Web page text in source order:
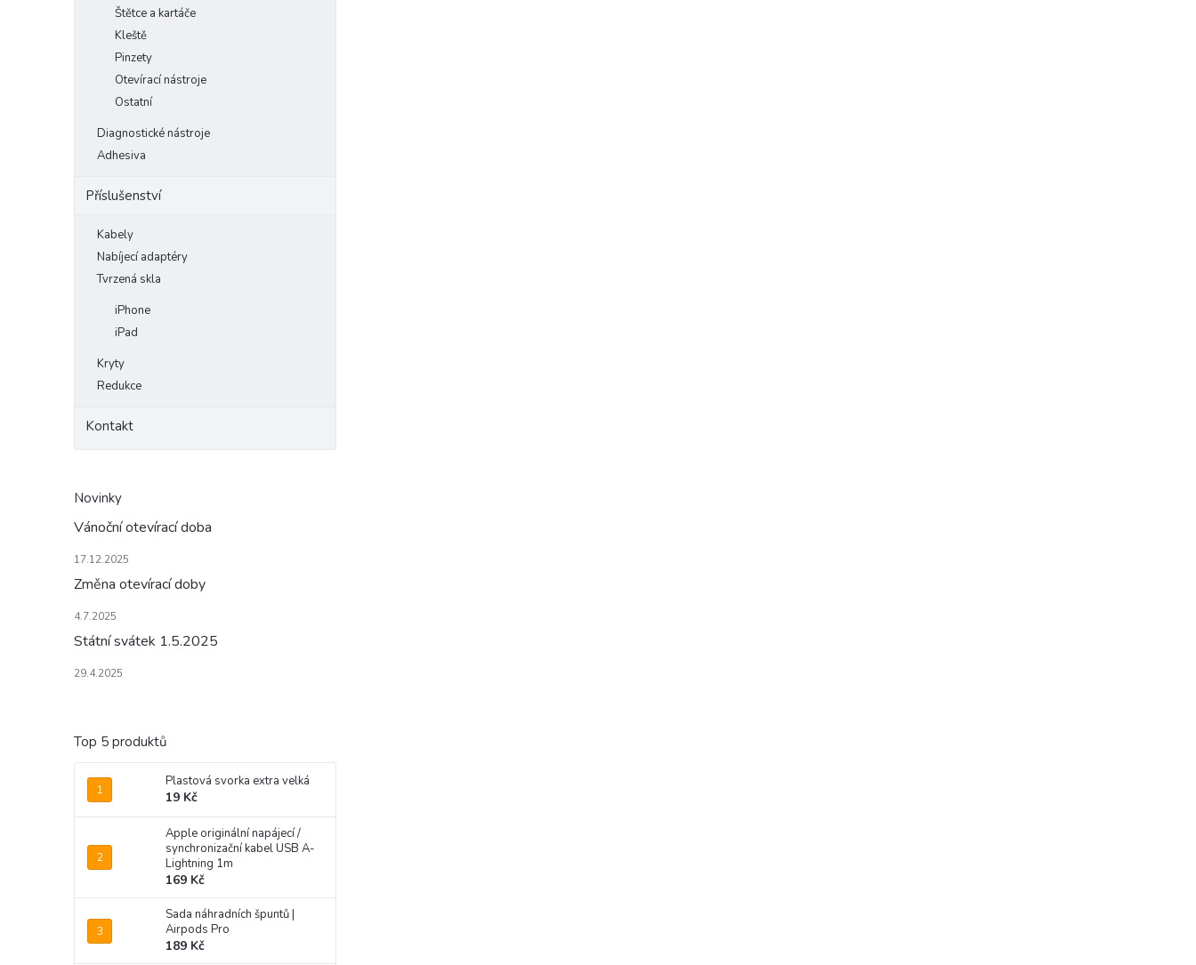
Štětce a kartáče
Kleště
Pinzety
Otevírací nástroje
Ostatní
Diagnostické nástroje
Adhesiva
Příslušenství
Kabely
Nabíjecí adaptéry
Tvrzená skla
iPhone
iPad
Kryty
Redukce
Kontakt
Novinky
Vánoční otevírací doba
17.12.2025
Změna otevírací doby
4.7.2025
Státní svátek 1.5.2025
29.4.2025
Top 5 produktů
Plastová svorka extra velká
19 Kč
Apple originální napájecí /
synchronizační kabel USB A-
Lightning 1m
169 Kč
Sada náhradních špuntů |
Airpods Pro
189 Kč